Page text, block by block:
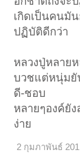
เกิดเป็นคนมัน
ปฏิบัติดีกว่า
หลวงปู่หลาย
บวชแต่หนุ่มยั
ดี-ชอบ
หลายๆองค์ยั
ง่าย
2 กุมภาพันธ์